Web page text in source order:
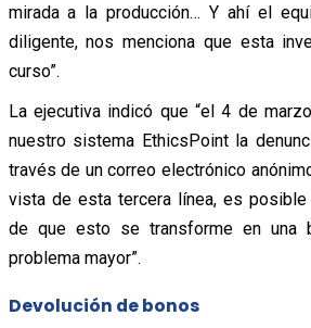
mirada a la producción… Y ahí el
diligente, nos menciona que esta
curso”.
La ejecutiva indicó que “el 4 de
nuestro sistema EthicsPoint la
través de un correo electrónico
vista de esta tercera línea, es
de que esto se transforme en una
problema mayor”.
Devolución de bonos